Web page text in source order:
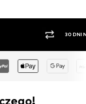
30 DNI